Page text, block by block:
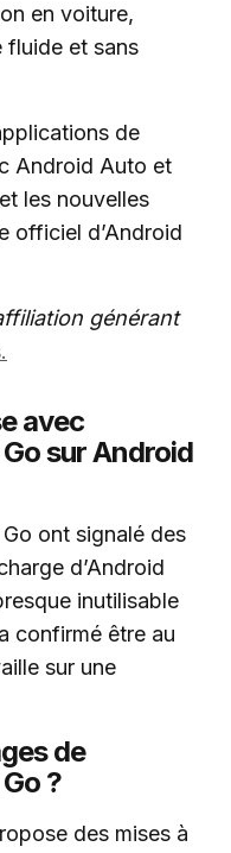
en voiture,
fluide et sans
de
Android Auto et
les nouvelles
officiel d’Android
générant
avec
sur Android
ont signalé des
d’Android
inutilisable
confirmé être au
sur une
de
?
des mises à